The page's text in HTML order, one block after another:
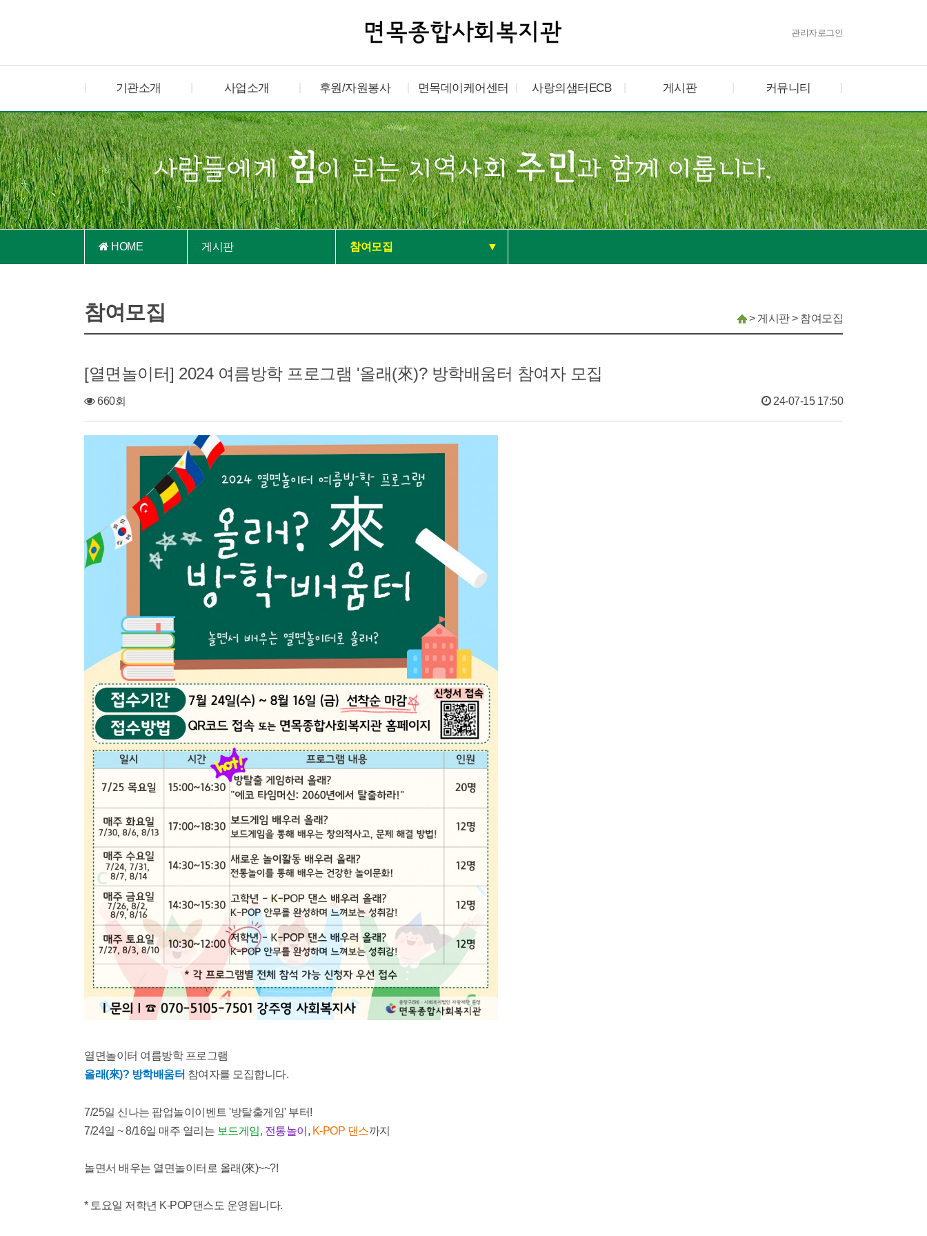
관리자로그인
기관소개 사업소개 후원/자원봉사 면목데이케어센터 사랑의샘터ECB 게시판 커뮤니티
HOME 게시판 참여모집 ▼
카드뉴스
자료실
참여모집 > 게시판> 참여모집
[열면놀이터] 2024 여름방학 프로그램 '올래(來)? 방학배움터 참여자 모집
660회 24-07-15 17:50
열면놀이터 여름방학 프로그램
올래(來)? 방학배움터 참여자를 모집합니다.
7/25일 신나는 팝업놀이이벤트 '방탈출게임' 부터!
7/24일 ~ 8/16일 매주 열리는 보드게임, 전통놀이 , K-POP 댄스까지
놀면서 배우는 열면놀이터로 올래(來)~~?!
* 토요일 저학년 K-POP댄스도 운영됩니다.